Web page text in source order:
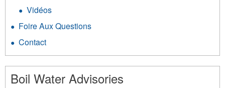
Vidéos
Foire Aux Questions
Contact
Boil Water Advisories